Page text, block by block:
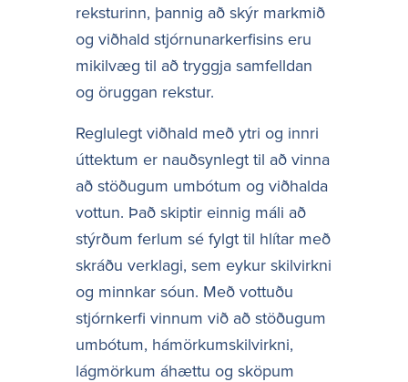
reksturinn, þannig að skýr markmið
og viðhald stjórnunarkerfisins eru
mikilvæg til að tryggja samfelldan
og öruggan rekstur.
Reglulegt viðhald með ytri og innri
úttektum er nauðsynlegt til að vinna
að stöðugum umbótum og viðhalda
vottun. Það skiptir einnig máli að
stýrðum ferlum sé fylgt til hlítar með
skráðu verklagi, sem eykur skilvirkni
og minnkar sóun. Með vottuðu
stjórnkerfi vinnum við að stöðugum
umbótum, hámörkumskilvirkni,
lágmörkum áhættu og sköpum